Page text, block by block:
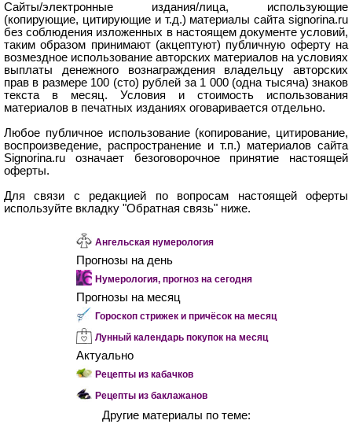
Сайты/электронные издания/лица, использующие
(копирующие, цитирующие и т.д.) материалы сайта signorina.ru
без соблюдения изложенных в настоящем документе условий,
таким образом принимают (акцептуют) публичную оферту на
возмездное использование авторских материалов на условиях
выплаты денежного вознаграждения владельцу авторских
прав в размере 100 (сто) рублей за 1 000 (одна тысяча) знаков
текста в месяц. Условия и стоимость использования
материалов в печатных изданиях оговаривается отдельно.
Любое публичное использование (копирование, цитирование,
воспроизведение, распространение и т.п.) материалов сайта
Signorina.ru означает безоговорочное принятие настоящей
оферты.
Для связи с редакцией по вопросам настоящей оферты
используйте вкладку "Обратная связь" ниже.
Ангельская нумерология
Прогнозы на день
Нумерология, прогноз на сегодня
Прогнозы на месяц
Гороскоп стрижек и причёсок на месяц
Лунный календарь покупок на месяц
Актуально
Рецепты из кабачков
Рецепты из баклажанов
Другие материалы по теме: